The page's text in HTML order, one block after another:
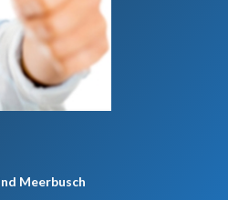
Meerbusch